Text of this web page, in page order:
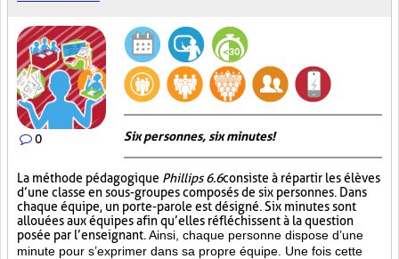
0 Six personnes, six minutes!
La méthode pédagogique Phillips 6.6consiste à répartir les élèves
d’une classe en sous-groupes composés de six personnes. Dans
chaque équipe, un porte-parole est désigné. Six minutes sont
allouées aux équipes afin qu’elles réfléchissent à la question
posée par l’enseignant. Ainsi, chaque personne dispose d’une
minute pour s’exprimer dans sa propre équipe. Une fois cette